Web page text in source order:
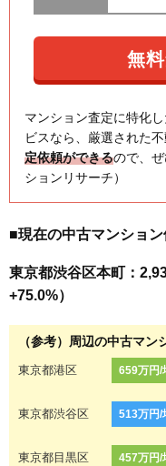
マンション査定に特化
ビスなら、厳選された
定依頼ができるので、
ションリサーチ）
■現在の中古マンショ
東京都渋谷区本町：
+75.0%）
（参考）周辺の中古マン
東京都港区 659万円/
東京都渋谷区 513万円/
東京都目黒区 457万円/